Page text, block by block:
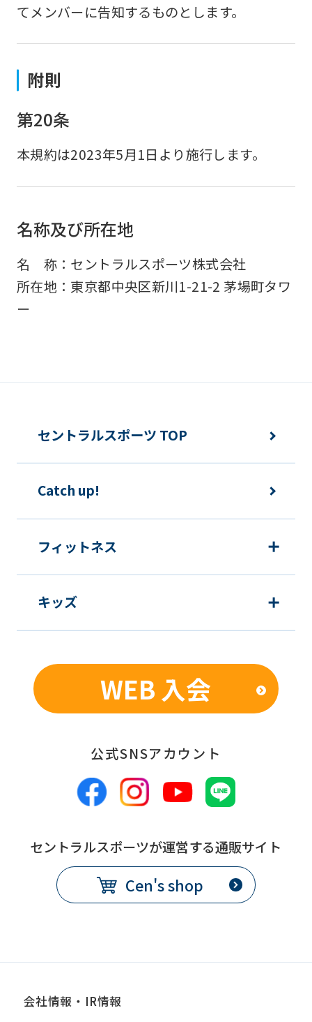
てメンバーに告知するものとします。
附則
第20条
本規約は2023年5月1日より施行します。
名称及び所在地
名 称：セントラルスポーツ株式会社
所在地：東京都中央区新川1-21-2 茅場町タワ
ー
セントラルスポーツ TOP
Catch up!
フィットネス
キッズ
WEB 入会
公式SNSアカウント
セントラルスポーツが運営する通販サイト
Cen's shop
会社情報・IR情報